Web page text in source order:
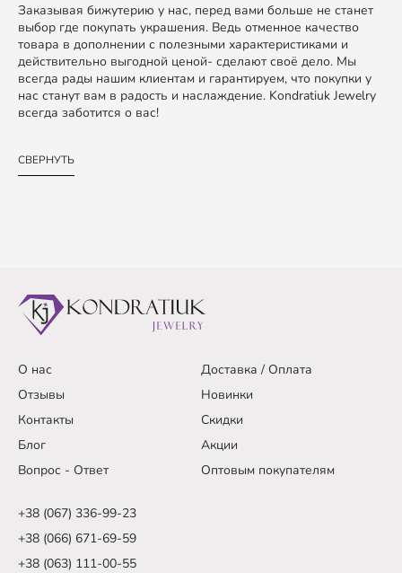
Заказывая бижутерию у нас, перед вами больше не станет
выбор где покупать украшения. Ведь отменное качество
товара в дополнении с полезными характеристиками и
действительно выгодной ценой- сделают своё дело. Мы
всегда рады нашим клиентам и гарантируем, что покупки у
нас станут вам в радость и наслаждение. Kondratiuk Jewelry
всегда заботится о вас!
СВЕРНУТЬ
О нас
Доставка / Оплата
Отзывы
Новинки
Контакты
Скидки
Блог
Акции
Вопрос - Ответ
Оптовым покупателям
+38 (067) 336-99-23
+38 (066) 671-69-59
+38 (063) 111-00-55